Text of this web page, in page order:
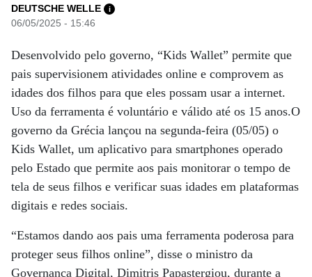
DEUTSCHE WELLE i
06/05/2025 - 15:46
Desenvolvido pelo governo, “Kids Wallet” permite que
pais supervisionem atividades online e comprovem as
idades dos filhos para que eles possam usar a internet.
Uso da ferramenta é voluntário e válido até os 15 anos.O
governo da Grécia lançou na segunda-feira (05/05) o
Kids Wallet, um aplicativo para smartphones operado
pelo Estado que permite aos pais monitorar o tempo de
tela de seus filhos e verificar suas idades em plataformas
digitais e redes sociais.
“Estamos dando aos pais uma ferramenta poderosa para
proteger seus filhos online”, disse o ministro da
Governança Digital, Dimitris Papastergiou, durante a